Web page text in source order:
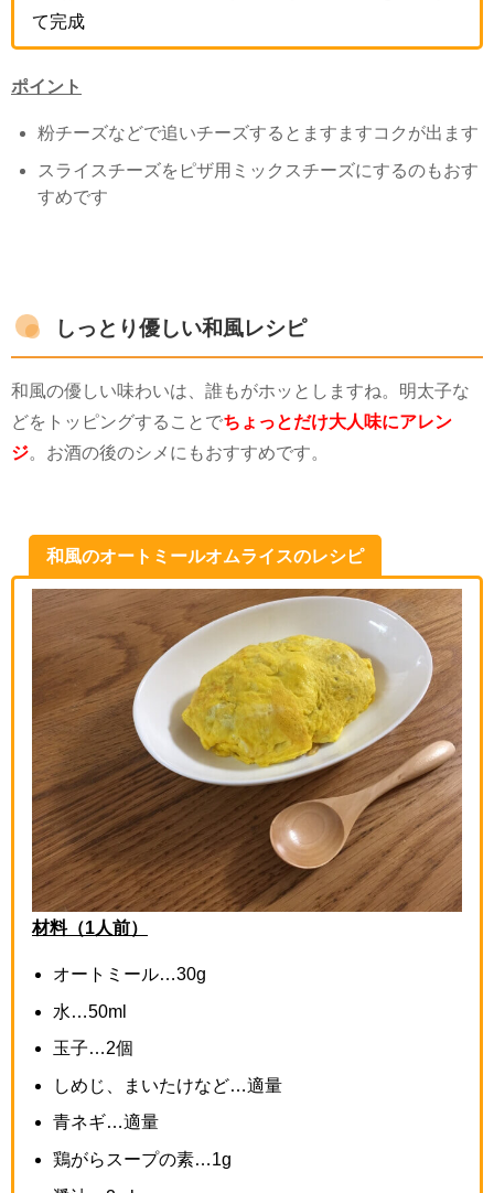
て完成
ポイント
粉チーズなどで追いチーズするとますますコクが出ます
スライスチーズをピザ用ミックスチーズにするのもおす
すめです
しっとり優しい和風レシピ
和風の優しい味わいは、誰もがホッとしますね。明太子な
どをトッピングすることでちょっとだけ大人味にアレン
ジ 。お酒の後のシメにもおすすめです。
和風のオートミールオムライスのレシピ
材料（1人前）
オートミール…30g
水… 50ml
玉子…2個
しめじ、まいたけなど…適量
青ネギ…適量
鶏がらスープの素… 1g